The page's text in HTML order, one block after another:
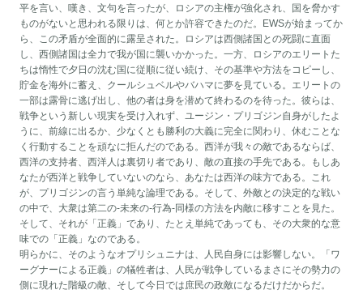
平を言い、嘆き、文句を言ったが、ロシアの主権が強化され、国を脅かす
ものがないと思われる限りは、何とか許容できたのだ。EWSが始まってか
ら、この矛盾が全面的に露呈された。ロシアは西側諸国との死闘に直面
し、西側諸国は全力で我が国に襲いかかった。一方、ロシアのエリートた
ちは惰性で夕日の沈む国に従順に従い続け、その基準や方法をコピーし、
貯金を海外に蓄え、クールシュベルやバハマに夢を見ている。エリートの
一部は露骨に逃げ出し、他の者は身を潜めて終わるのを待った。彼らは、
戦争という新しい現実を受け入れず、ユージン・プリゴジン自身がしたよ
うに、前線に出るか、少なくとも勝利の大義に完全に関わり、休むことな
く行動することを頑なに拒んだのである。西洋が我々の敵であるならば、
西洋の支持者、西洋人は裏切り者であり、敵の直接の手先である。もしあ
なたが西洋と戦争していないのなら、あなたは西洋の味方である。これ
が、プリゴジンの言う単純な論理である。そして、外敵との決定的な戦い
の中で、大衆は第二の-未来の-行為-同様の方法を内敵に移すことを見た。
そして、それが「正義」であり、たとえ単純であっても、その大衆的な意
味での「正義」なのである。
明らかに、そのようなオプリシュニナは、人民自身には影響しない。「ワ
ーグナーによる正義」の犠牲者は、人民が戦争しているまさにその勢力の
側に現れた階級の敵、そして今日では庶民の政敵になるだけだからだ。